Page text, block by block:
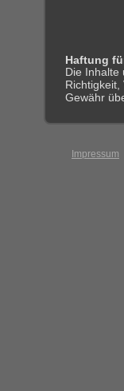
Haftung
Die
Gewähr
Impressum